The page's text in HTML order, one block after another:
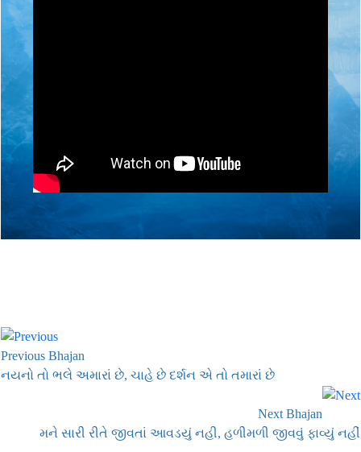
Previous Bhajan
નયનો તો ભલે અમારાં છે, ચાહે છે દર્શન એ તો તમારાં છે
Next Bhajan
મને સારી રીતે જીવતાં આવડયું નહી, હળીમળી જીવવું ફાવ્યું નહીં